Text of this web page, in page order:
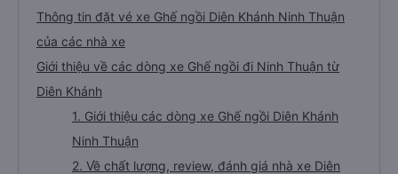
Thông tin đặt vé xe Ghế ngồi Diên Khánh Ninh Thuận
của các nhà xe
Giới thiệu về các dòng xe Ghế ngồi đi Ninh Thuận từ
Diên Khánh
1. Giới thiệu các dòng xe Ghế ngồi Diên Khánh
Ninh Thuận
2. Về chất lượng, review, đánh giá nhà xe Diên